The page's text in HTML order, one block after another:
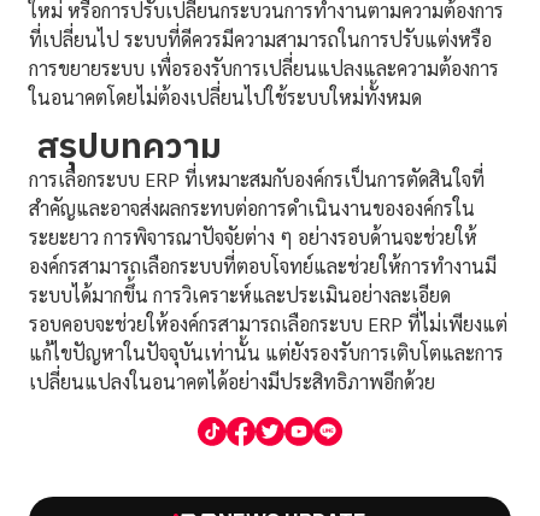
ใหม่ หรือการปรับเปลี่ยนกระบวนการทำงานตามความต้องการ
ที่เปลี่ยนไป ระบบที่ดีควรมีความสามารถในการปรับแต่งหรือ
การขยายระบบ เพื่อรองรับการเปลี่ยนแปลงและความต้องการ
ในอนาคตโดยไม่ต้องเปลี่ยนไปใช้ระบบใหม่ทั้งหมด
สรุปบทความ
การเลือกระบบ ERP ที่เหมาะสมกับองค์กรเป็นการตัดสินใจที่
สำคัญและอาจส่งผลกระทบต่อการดำเนินงานขององค์กรใน
ระยะยาว การพิจารณาปัจจัยต่าง ๆ อย่างรอบด้านจะช่วยให้
องค์กรสามารถเลือกระบบที่ตอบโจทย์และช่วยให้การทำงานมี
ระบบได้มากขึ้น การวิเคราะห์และประเมินอย่างละเอียด
รอบคอบจะช่วยให้องค์กรสามารถเลือกระบบ ERP ที่ไม่เพียงแต่
แก้ไขปัญหาในปัจจุบันเท่านั้น แต่ยังรองรับการเติบโตและการ
เปลี่ยนแปลงในอนาคตได้อย่างมีประสิทธิภาพอีกด้วย